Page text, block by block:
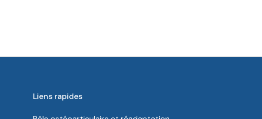
Liens rapides